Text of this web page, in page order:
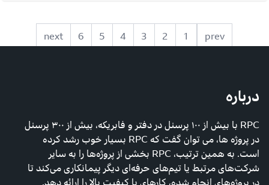
prev
1
2
3
4
5
6
next
درباره
RPC با بیش از ۱۰۰ پرسنل در دفتر و فابریکه، بیش از ۳۰۰ پرسنل
در پروژه ها، می توان گفت که RPC بسیار خوب رشد کرده
است. به همین ترتیب، RPC بخشی از پروژه‌ها را به سایر
شرکت‌های مرتبط یا تیم‌های حرفه‌ای دیگر پیمانکاری می‌کند تا